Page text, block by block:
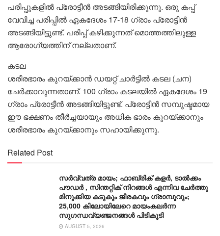
പരിപ്പുകളിൽ പ്രോട്ടീൻ അടങ്ങിയിരിക്കുന്നു. ഒരു കപ്പ്
വേവിച്ച പരിപ്പിൽ ഏകദേശം 17-18 ഗ്രാം പ്രോട്ടീൻ
അടങ്ങിയിട്ടുണ്ട്. പരിപ്പ് കഴിക്കുന്നത് മൊത്തത്തിലുള്ള
ആരോ​ഗ്യത്തിന് നല്ലതാണ്.
കടല
ശരീരഭാരം കുറയ്ക്കാൻ ഡയറ്റ് ചാർട്ടിൽ കടല (ചന)
ചേർക്കാവുന്നതാണ്. 100 ഗ്രാം കടലയിൽ ഏകദേശം 19
ഗ്രാം പ്രോട്ടീൻ അടങ്ങിയിട്ടുണ്ട്. പ്രോട്ടീൻ സമ്പുഷ്ടമായ
ഈ ഭക്ഷണം തീർച്ചയായും അധിക ഭാരം കുറയ്ക്കാനും
ശരീരഭാരം കുറയ്ക്കാനും സഹായിക്കുന്നു.
Related Post
സർവ്വത്ര മായം; ഫാബ്രിക് കളർ, ടാൽക്കം
പൗഡർ , സിന്തറ്റിക് നിറങ്ങൾ എന്നിവ ചേർത്തു
മിനുക്കിയ കടുകും ജീരകവും ​ഗ്രാമ്പൂവും;
25,000 കിലോയിലേറെ മായംകലർന്ന
സുഗന്ധവ്യഞ്ജനങ്ങൾ പിടികൂടി
AUGUST 5, 2026